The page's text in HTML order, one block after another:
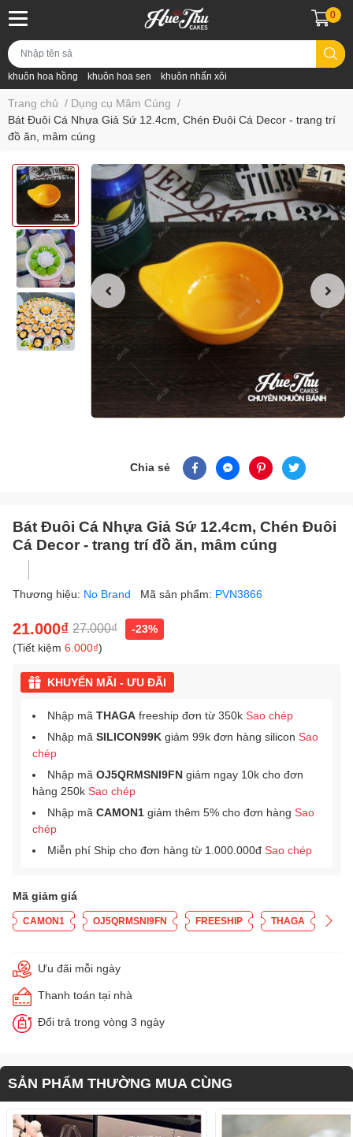
khuôn hoa hồng khuôn hoa sen khuôn nhấn xôi
0
Trang chủ / Dụng cụ Mâm Cúng /
Bát Đuôi Cá Nhựa Giả Sứ 12.4cm, Chén Đuôi Cá Decor - trang trí
đồ ăn, mâm cúng
Chia sẻ
Bát Đuôi Cá Nhựa Giả Sứ 12.4cm, Chén Đuôi
Cá Decor - trang trí đồ ăn, mâm cúng
Thương hiệu: No Brand Mã sản phẩm: PVN3866
21.000₫ 27.000₫
-23%
(Tiết kiệm 6.000₫)
KHUYẾN MÃI - ƯU ĐÃI
Nhập mã THAGA freeship đơn từ 350k Sao chép
Nhập mã SILICON99K giảm 99k đơn hàng silicon Sao
chép
Nhập mã OJ5QRMSNI9FN giảm ngay 10k cho đơn
hàng 250k Sao chép
Nhập mã CAMON1 giảm thêm 5% cho đơn hàng Sao
chép
Miễn phí Ship cho đơn hàng từ 1.000.000đ Sao chép
Mã giảm giá
CAMON1 OJ5QRMSNI9FN FREESHIP THAGA
Ưu đãi mỗi ngày
Thanh toán tại nhà
Đổi trả trong vòng 3 ngày
SẢN PHẨM THƯỜNG MUA CÙNG